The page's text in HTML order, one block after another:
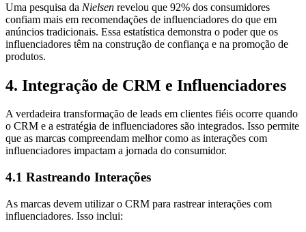
Uma pesquisa da Nielsen revelou que 92% dos consumidores
confiam mais em recomendações de influenciadores do que em
anúncios tradicionais. Essa estatística demonstra o poder que os
influenciadores têm na construção de confiança e na promoção de
produtos.
4. Integração de CRM e Influenciadores
A verdadeira transformação de leads em clientes fiéis ocorre quando
o CRM e a estratégia de influenciadores são integrados. Isso permite
que as marcas compreendam melhor como as interações com
influenciadores impactam a jornada do consumidor.
4.1 Rastreando Interações
As marcas devem utilizar o CRM para rastrear interações com
influenciadores. Isso inclui: